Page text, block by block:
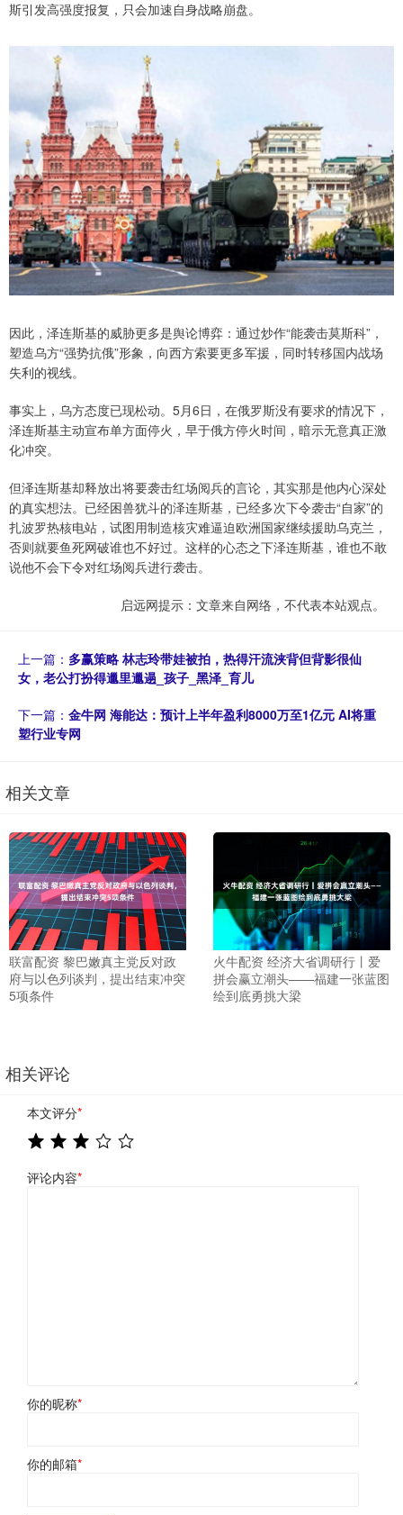
斯引发高强度报复，只会加速自身战略崩盘。
因此，泽连斯基的威胁更多是舆论博弈：通过炒作“能袭击莫斯科”，
塑造乌方“强势抗俄”形象，向西方索要更多军援，同时转移国内战场
失利的视线。
事实上，乌方态度已现松动。5月6日，在俄罗斯没有要求的情况下，
泽连斯基主动宣布单方面停火，早于俄方停火时间，暗示无意真正激
化冲突。
但泽连斯基却释放出将要袭击红场阅兵的言论，其实那是他内心深处
的真实想法。已经困兽犹斗的泽连斯基，已经多次下令袭击“自家”的
扎波罗热核电站，试图用制造核灾难逼迫欧洲国家继续援助乌克兰，
否则就要鱼死网破谁也不好过。这样的心态之下泽连斯基，谁也不敢
说他不会下令对红场阅兵进行袭击。
启远网提示：文章来自网络，不代表本站观点。
上一篇： 多赢策略 林志玲带娃被拍，热得汗流浃背但背影很仙
女，老公打扮得邋里邋遢_孩子_黑泽_育儿
下一篇： 金牛网 海能达：预计上半年盈利8000万至1亿元 AI将重
塑行业专网
相关文章
联富配资 黎巴嫩真主党反对政
府与以色列谈判，提出结束冲突
5项条件
火牛配资 经济大省调研行丨爱
拼会赢立潮头——福建一张蓝图
绘到底勇挑大梁
相关评论
本文评分*
评论内容*
你的昵称*
你的邮箱*